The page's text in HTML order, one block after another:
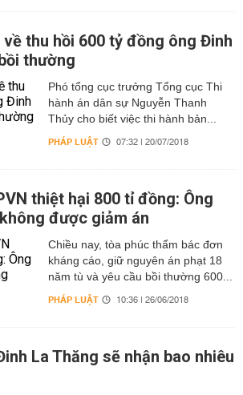
về thu hồi 600 tỷ đồng ông Đinh
thường
Phó tổng cục trưởng Tổng cục Thi
hành án dân sự Nguyễn Thanh
Thủy cho biết việc thi hành bản...
PHÁP LUẬT 07:32 | 20/07/2018
thiệt hại 800 tỉ đồng: Ông
được giảm án
Chiều nay, tòa phúc thẩm bác đơn
kháng cáo, giữ nguyên án phạt 18
năm tù và yêu cầu bồi thường 600...
PHÁP LUẬT 10:36 | 26/06/2018
La Thăng sẽ nhận bao nhiêu